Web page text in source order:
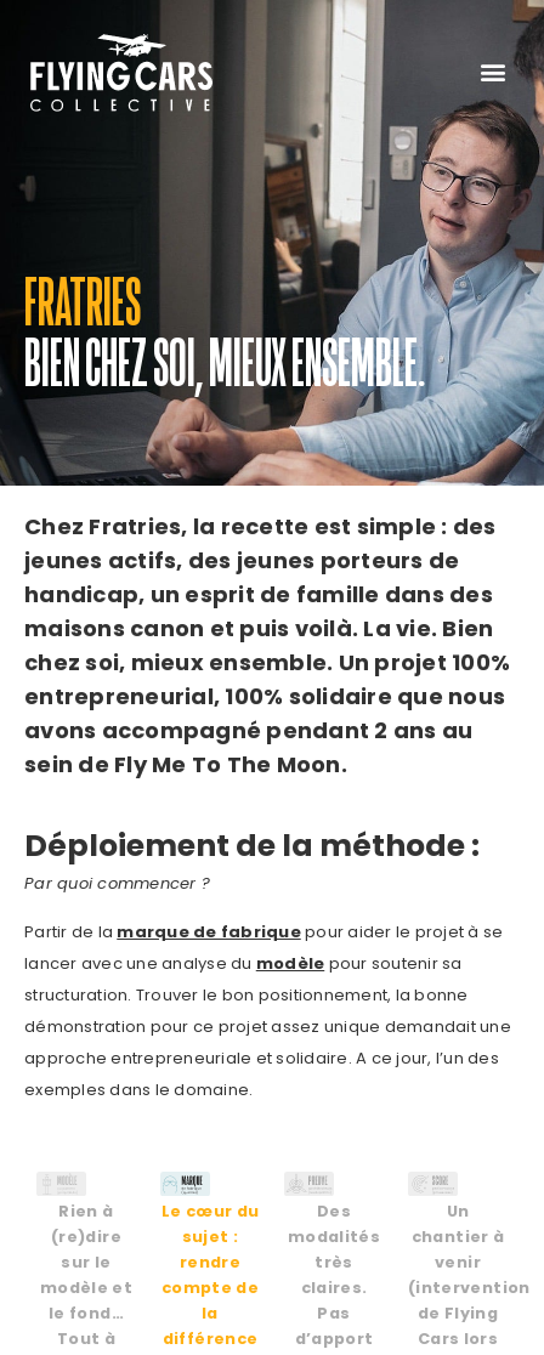
FRATRIES
BIEN CHEZ SOI, MIEUX ENSEMBLE.
Chez Fratries, la recette est simple : des
jeunes actifs, des jeunes porteurs de
handicap, un esprit de famille dans des
maisons canon et puis voilà. La vie. Bien
chez soi, mieux ensemble. Un projet 100%
entrepreneurial, 100% solidaire que nous
avons accompagné pendant 2 ans au
sein de Fly Me To The Moon.
Déploiement de la méthode :
Par quoi commencer ?
Partir de la marque de fabriquepour aider le projet à se
lancer avec une analyse du modèle pour soutenir sa
structuration. Trouver le bon positionnement, la bonne
démonstration pour ce projet assez unique demandait une
approche entrepreneuriale et solidaire. A ce jour, l’un des
exemples dans le domaine.
Rien à
(re)dire
sur le
modèle et
le fond…
Tout à
Le cœur du
sujet :
rendre
compte de
la
différence
Des
modalités
très
claires.
Pas
d’apport
Un
chantier à
venir
(intervention
de Flying
Cars lors